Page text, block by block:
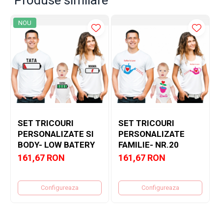
activitate!
✓Părerea clientilor nostrii o puteti vedea in sectiunea
"Testimoniale"
Masurile pot varia ușor, iar imaginile sunt cu titlu de
prezentare!
NOU
SET TRICOURI
PERSONALIZATE SI
BODY- LOW BATERY
161,67 RON
Configureaza
SET TRICOURI
PERSONALIZATE
FAMILIE- NR.20
161,67 RON
Configureaza